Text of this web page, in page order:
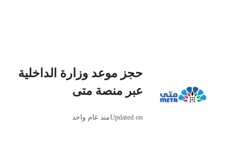
حجز موعد وزارة الداخلية
عبر منصة متى
Updated onمنذ عام واحد